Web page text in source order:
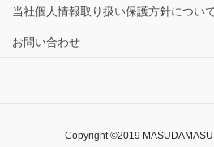
当社個人情報取り扱い保護方針について
お問い合わせ
Copyright ©2019